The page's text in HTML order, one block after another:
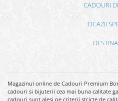
CADOURI
OCAZII
Magazinul online de Cadouri Premium
cadouri si bijuterii cea mai buna calitate
cadouri sunt alesi pe criterii stricte de